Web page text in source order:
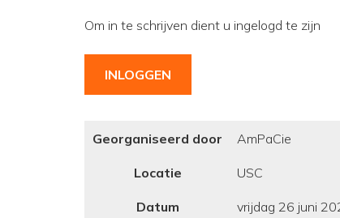
Om in te schrijven dient u ingelogd te zijn
INLOGGEN
Georganiseerd door AmPaCie
Locatie USC
Datum vrijdag 26 juni